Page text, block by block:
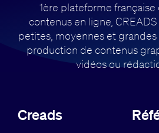
1ère plateforme
contenus en ligne,
petites, moyennes et
production de contenus
vidéos ou
Creads